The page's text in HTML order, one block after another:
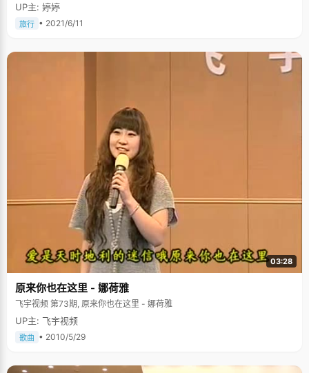
UP主: 婷婷
旅行 • 2021/6/11
03:28
原来你也在这里 - 娜荷雅
飞宇视频 第73期, 原来你也在这里 - 娜荷雅
UP主: 飞宇视频
歌曲 • 2010/5/29